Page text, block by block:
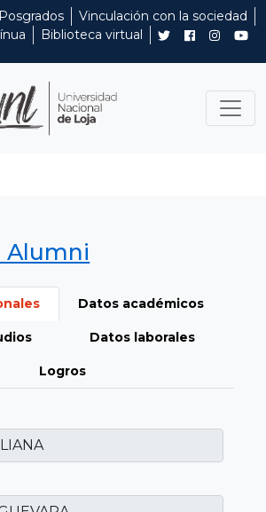
Posgrados
Vinculación con la sociedad
Biblioteca virtual
Alumni
Datos académicos
Datos laborales
Logros